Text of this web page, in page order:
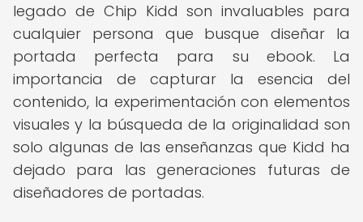
legado de Chip Kidd son invaluables para
cualquier persona que busque diseñar la
portada perfecta para su ebook. La
importancia de capturar la esencia del
contenido, la experimentación con elementos
visuales y la búsqueda de la originalidad son
solo algunas de las enseñanzas que Kidd ha
dejado para las generaciones futuras de
diseñadores de portadas.